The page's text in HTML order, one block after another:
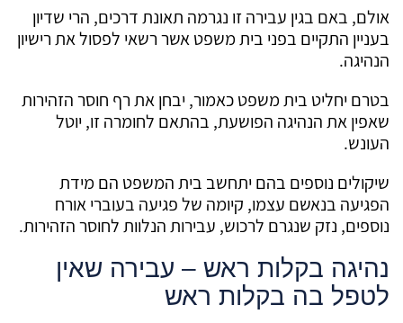
אולם, באם בגין עבירה זו נגרמה תאונת דרכים, הרי שדיון
בעניין התקיים בפני בית משפט אשר רשאי לפסול את רישיון
הנהיגה.
בטרם יחליט בית משפט כאמור, יבחן את רף חוסר הזהירות
שאפין את הנהיגה הפושעת, בהתאם לחומרה זו, יוטל
העונש.
שיקולים נוספים בהם יתחשב בית המשפט הם מידת
הפגיעה בנאשם עצמו, קיומה של פגיעה בעוברי אורח
נוספים, נזק שנגרם לרכוש, עבירות הנלוות לחוסר הזהירות.
נהיגה בקלות ראש – עבירה שאין
לטפל בה בקלות ראש